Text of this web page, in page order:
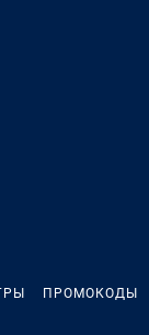
ПРОМОКОДЫ